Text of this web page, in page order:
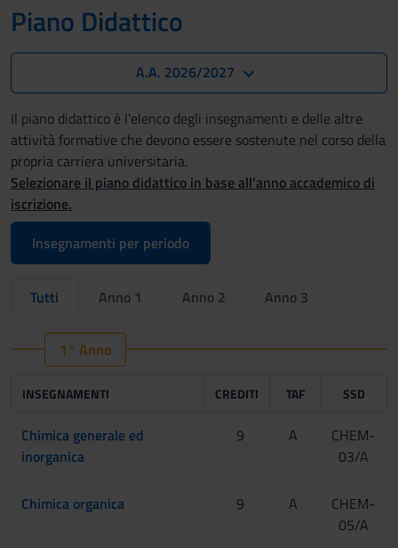
Piano Didattico
A.A. 2026/2027
Il piano didattico è l'elenco degli insegnamenti e delle altre
attività formative che devono essere sostenute nel corso della
propria carriera universitaria.
Selezionare il piano didattico in base all'anno accademico di
iscrizione.
Insegnamenti per periodo
Tutti Anno 1 Anno 2 Anno 3
1° Anno
INSEGNAMENTI CREDITI TAF SSD
Chimica generale ed
inorganica
9 A
CHEM-
03/A
Chimica organica 9 A
CHEM-
05/A